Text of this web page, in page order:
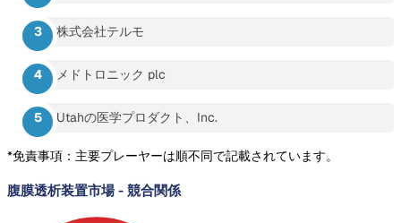
株式会社テルモ
メドトロニック plc
Utahの医学プロダクト、Inc.
*免責事項：主要プレーヤーは順不同で記載されています。
腹膜透析装置市場- 競合関係